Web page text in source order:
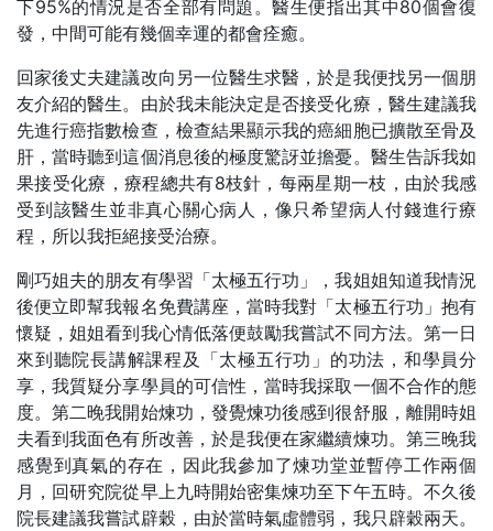
下95%的情況是否全部有問題。醫生便指出其中80個會復
發，中間可能有幾個幸運的都會痊癒。
回家後丈夫建議改向另一位醫生求醫，於是我便找另一個朋
友介紹的醫生。由於我未能決定是否接受化療，醫生建議我
先進行癌指數檢查，檢查結果顯示我的癌細胞已擴散至骨及
肝，當時聽到這個消息後的極度驚訝並擔憂。醫生告訴我如
果接受化療，療程總共有8枝針，每兩星期一枝，由於我感
受到該醫生並非真心關心病人，像只希望病人付錢進行療
程，所以我拒絕接受治療。
剛巧姐夫的朋友有學習「太極五行功」，我姐姐知道我情況
後便立即幫我報名免費講座，當時我對「太極五行功」抱有
懷疑，姐姐看到我心情低落便鼓勵我嘗試不同方法。第一日
來到聽院長講解課程及「太極五行功」的功法，和學員分
享，我質疑分享學員的可信性，當時我採取一個不合作的態
度。第二晚我開始煉功，發覺煉功後感到很舒服，離開時姐
夫看到我面色有所改善，於是我便在家繼續煉功。第三晚我
感覺到真氣的存在，因此我參加了煉功堂並暫停工作兩個
月，回研究院從早上九時開始密集煉功至下午五時。不久後
院長建議我嘗試辟穀，由於當時氣虛體弱，我只辟穀兩天。